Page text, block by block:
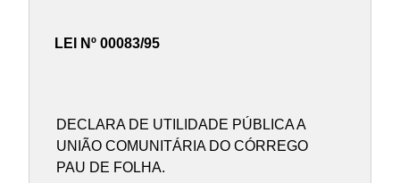
LEI Nº 00083/95
DECLARA DE UTILIDADE PÚBLICA A
UNIÃO COMUNITÁRIA DO CÓRREGO
PAU DE FOLHA.